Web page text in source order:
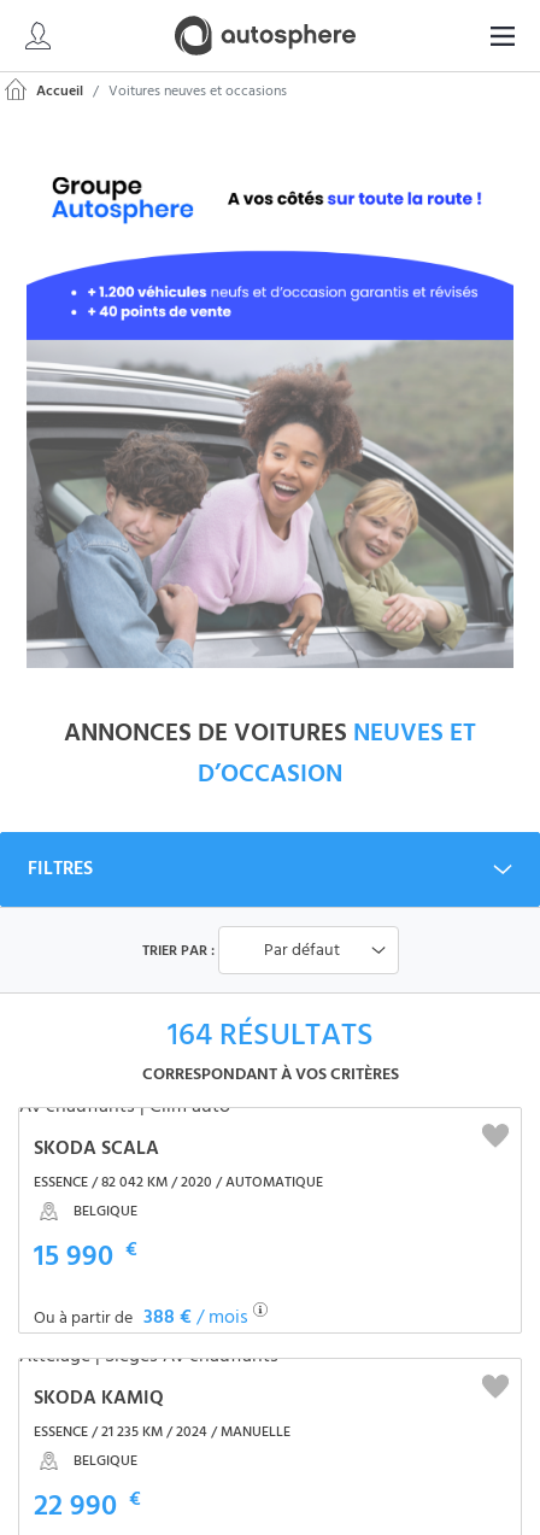
Accueil Voitures neuves et occasions
ANNONCES DE VOITURES NEUVES ET
D’OCCASION
FILTRES
164RÉSULTATS
CORRESPONDANT À VOS CRITÈRES
TRIER PAR : Par défaut
SKODA SCALA
ESSENCE / 82 042 KM / 2020 / AUTOMATIQUE
BELGIQUE
15 990 €
Ou à partir de 388 €/ mois
SKODA KAMIQ
ESSENCE / 21 235 KM / 2024 / MANUELLE
BELGIQUE
22 990 €